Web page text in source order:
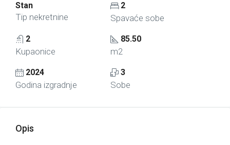
Stan
Tip nekretnine
2
Spavaće sobe
2
Kupaonice
85.50
m2
2024
Godina izgradnje
3
Sobe
Opis